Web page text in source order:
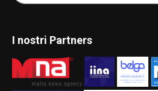
I nostri Partners